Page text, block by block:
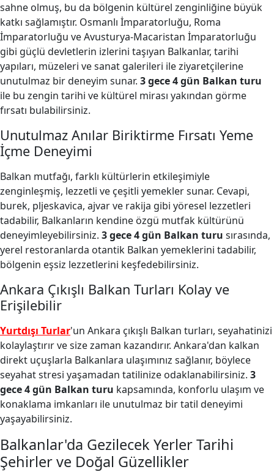
sahne olmuş, bu da bölgenin kültürel zenginliğine büyük
katkı sağlamıştır. Osmanlı İmparatorluğu, Roma
İmparatorluğu ve Avusturya-Macaristan İmparatorluğu
gibi güçlü devletlerin izlerini taşıyan Balkanlar, tarihi
yapıları, müzeleri ve sanat galerileri ile ziyaretçilerine
unutulmaz bir deneyim sunar. 3 gece 4 gün Balkan turu
ile bu zengin tarihi ve kültürel mirası yakından görme
fırsatı bulabilirsiniz.
Unutulmaz Anılar Biriktirme Fırsatı Yeme
İçme Deneyimi
Balkan mutfağı, farklı kültürlerin etkileşimiyle
zenginleşmiş, lezzetli ve çeşitli yemekler sunar. Cevapi,
burek, pljeskavica, ajvar ve rakija gibi yöresel lezzetleri
tadabilir, Balkanların kendine özgü mutfak kültürünü
deneyimleyebilirsiniz. 3 gece 4 gün Balkan turu sırasında,
yerel restoranlarda otantik Balkan yemeklerini tadabilir,
bölgenin eşsiz lezzetlerini keşfedebilirsiniz.
Ankara Çıkışlı Balkan Turları Kolay ve
Erişilebilir
Yurtdışı Turlar'un Ankara çıkışlı Balkan turları, seyahatinizi
kolaylaştırır ve size zaman kazandırır. Ankara'dan kalkan
direkt uçuşlarla Balkanlara ulaşımınız sağlanır, böylece
seyahat stresi yaşamadan tatilinize odaklanabilirsiniz. 3
gece 4 gün Balkan turu kapsamında, konforlu ulaşım ve
konaklama imkanları ile unutulmaz bir tatil deneyimi
yaşayabilirsiniz.
Balkanlar'da Gezilecek Yerler Tarihi
Şehirler ve Doğal Güzellikler